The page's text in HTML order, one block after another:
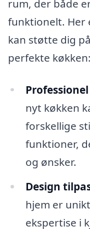
rum, der både
funktionelt. Her
kan støtte dig
perfekte køkken:
nyt køkken
forskellige
funktioner,
og ønsker.
Design
hjem er
ekspertise i